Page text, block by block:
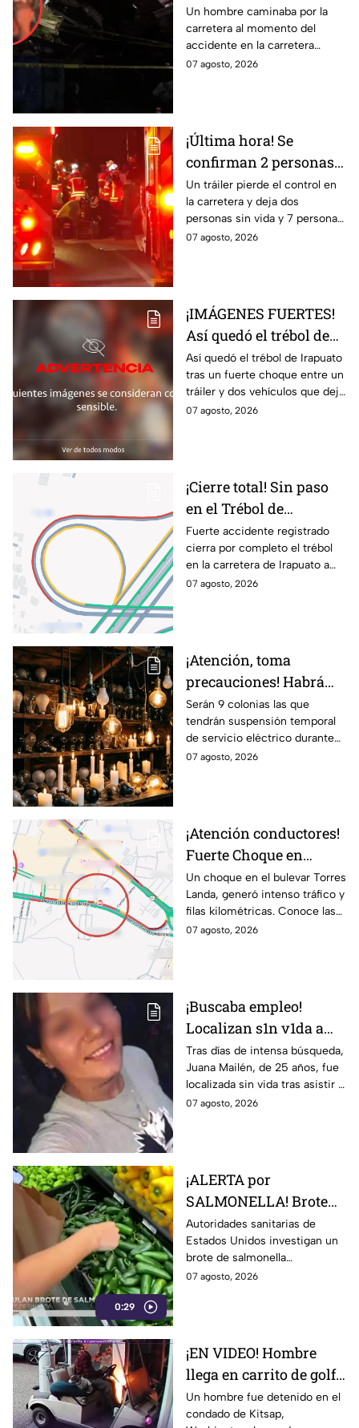
de uno de los
lesionados tras fatal
accid3nte en Irapuato
Un hombre caminaba por la
carretera al momento del
accidente en la carretera
Irapuato-Abasolo en el Trébol.
07 agosto, 2026
¡Última hora! Se
confirman 2 personas
fall3cidas y 7
lesion4dos en
accid3nte carretero en
Irapuato; esto se sabe
Un tráiler pierde el control en
la carretera y deja dos
personas sin vida y 7 personas
más lesionadas.
07 agosto, 2026
¡IMÁGENES FUERTES!
Así quedó el trébol de
Irapuato tras aparatoso
choque; hay mu3rtos y
lesionados
Así quedó el trébol de Irapuato
tras un fuerte choque entre un
tráiler y dos vehículos que dejó
dos muertos y siete personas
07 agosto, 2026
¡Cierre total! Sin paso
en el Trébol de
Irapuato; toma estas
vías alternas
Fuerte accidente registrado
cierra por completo el trébol
en la carretera de Irapuato a
Abasolo
07 agosto, 2026
¡Atención, toma
precauciones! Habrá
suspensión de luz por 8
horas hoy viernes 7 y
mañana sábado 8 de
agosto en 9 sitios
Serán 9 colonias las que
tendrán suspensión temporal
de servicio eléctrico durante
ocho horas este viernes 7 y
07 agosto, 2026
¡Atención conductores!
Fuerte Choque en
Torres Landa provoca
filas kilométricas a esta
altura
Un choque en el bulevar Torres
Landa, generó intenso tráfico y
filas kilométricas. Conoce las
vías alternas.
07 agosto, 2026
¡Buscaba empleo!
Localizan s1n v1da a
joven de 25 años que
acudió a entrevista de
trabajo falsa
Tras días de intensa búsqueda,
Juana Mailén, de 25 años, fue
localizada sin vida tras asistir a
una supuesta oferta laboral en
07 agosto, 2026
0:29
¡ALERTA por
SALMONELLA! Brote
ligado a CHILES
jalapeños ya afecta a 27
estados
Autoridades sanitarias de
Estados Unidos investigan un
brote de salmonella
relacionado con chiles
07 agosto, 2026
¡EN VIDEO! Hombre
llega en carrito de golf
con un perro y termina
DESATANDO inc3ndio
Un hombre fue detenido en el
condado de Kitsap,